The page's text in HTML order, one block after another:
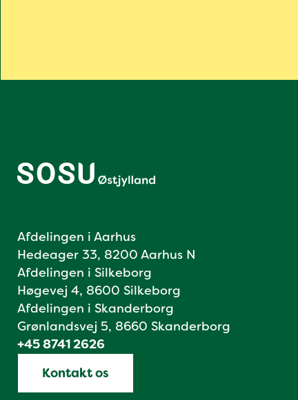
Afdelingen i Aarhus
Hedeager 33, 8200 Aarhus N
Afdelingen i Silkeborg
Høgevej 4, 8600 Silkeborg
Afdelingen i Skanderborg
Grønlandsvej 5, 8660 Skanderborg
+45 8741 2626
Kontakt os